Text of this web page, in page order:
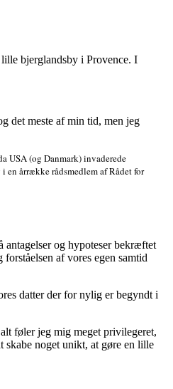
bjerglandsby i Provence. I
det meste af min tid, men jeg
USA (og Danmark) invaderede
i en årrække rådsmedlem af Rådet for
og hypoteser bekræftet
af vores egen samtid
datter der for nylig er begyndt i
føler jeg mig meget privilegeret,
skabe noget unikt, at gøre en lille